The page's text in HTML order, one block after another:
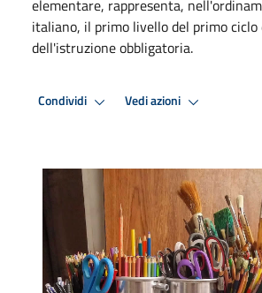
elementare, rappresenta,
italiano, il primo livello del primo
dell'istruzione obbligatoria.
Condividi Vedi azioni